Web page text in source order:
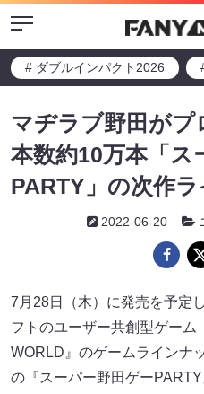
Menu
# ダブルインパクト2026
マヂラブ野田が
本数約10万本「ス
PARTY」の次作
2022-06-20
7月28日（木）に発売を予定
フトのユーザー共創型ゲーム
WORLD』のゲームラインナ
の『スーパー野田ゲー